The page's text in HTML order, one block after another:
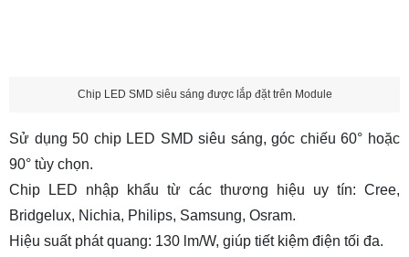
Chip LED SMD siêu sáng được lắp đặt trên Module
Sử dụng 50 chip LED SMD siêu sáng, góc chiếu 60° hoặc
90° tùy chọn.
Chip LED nhập khẩu từ các thương hiệu uy tín: Cree,
Bridgelux, Nichia, Philips, Samsung, Osram.
Hiệu suất phát quang: 130 lm/W, giúp tiết kiệm điện tối đa.